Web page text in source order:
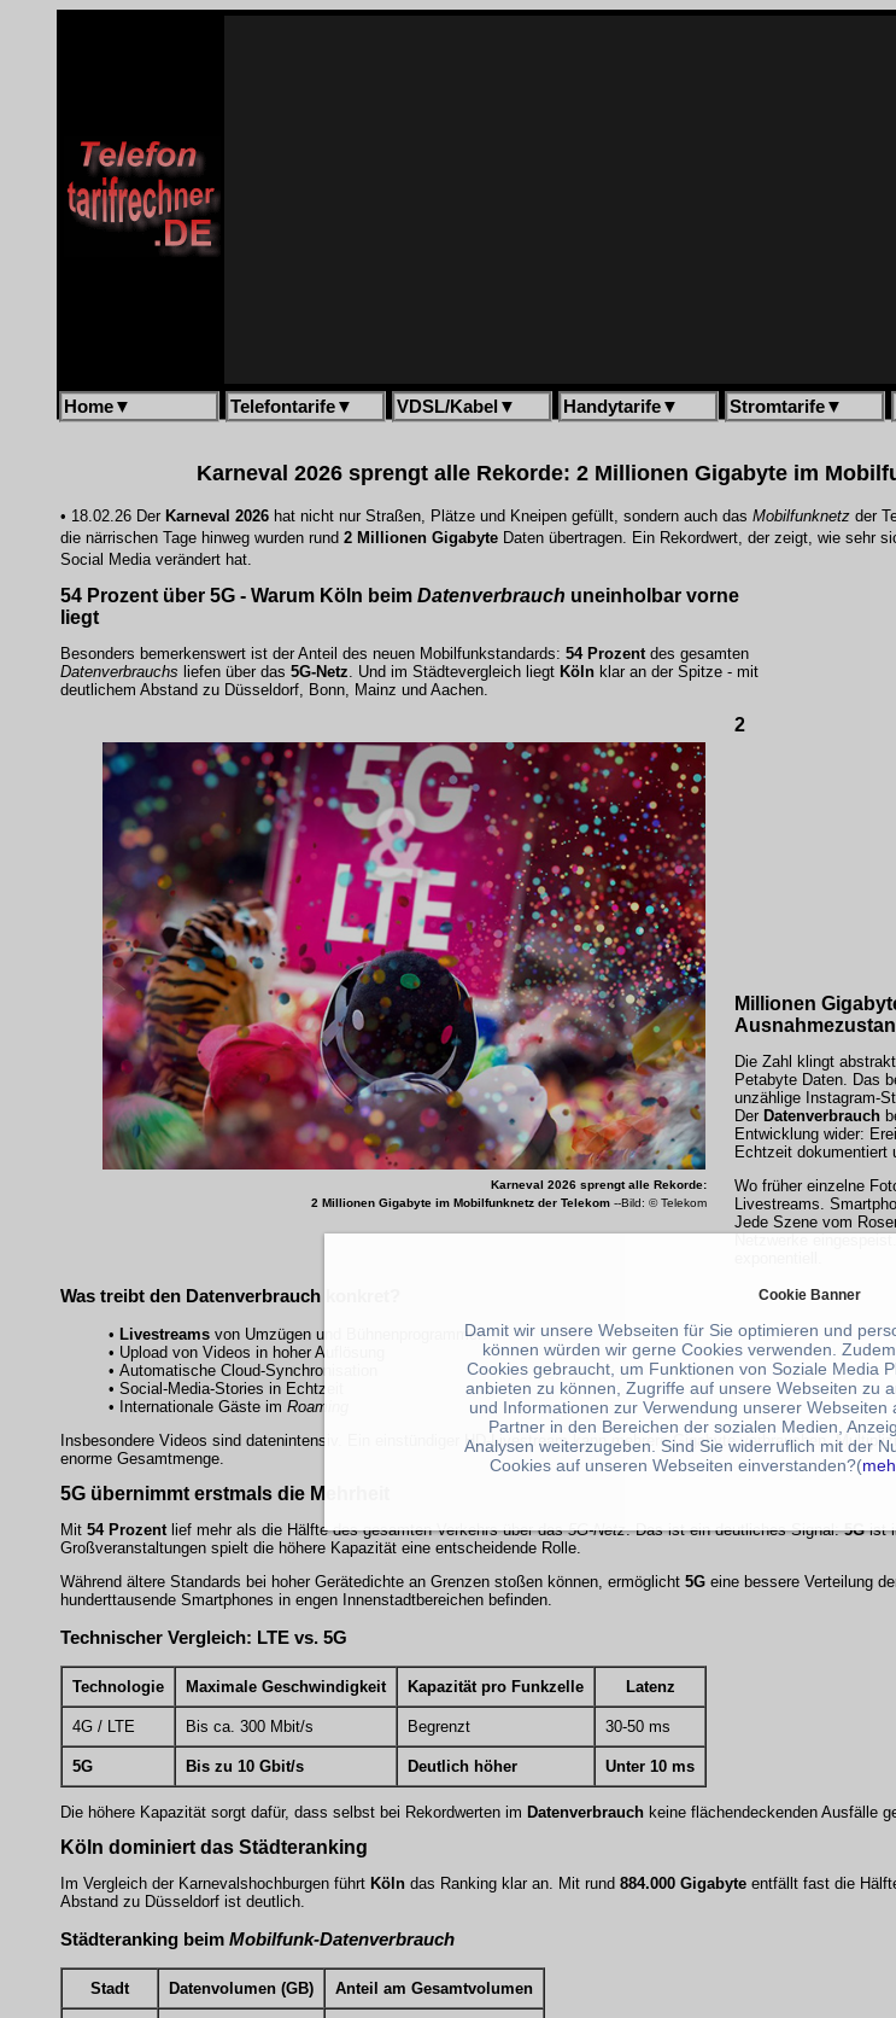
Home▼ Telefontarife▼ VDSL/Kabel ▼ Handytarife▼ Stromtarife▼
Karneval 2026 sprengt alle Rekorde: 2 Millionen Gigabyte im
• 18.02.26 Der Karneval 2026 hat nicht nur Straßen, Plätze und Kneipen gefüllt, sondern auch das Mobilfunknetz der
die närrischen Tage hinweg wurden rund 2 Millionen Gigabyte Daten übertragen. Ein Rekordwert, der zeigt, wie sehr
Social Media verändert hat.
54 Prozent über 5G - Warum Köln beim Datenverbrauch uneinholbar vorne
liegt
Besonders bemerkenswert ist der Anteil des neuen Mobilfunkstandards: 54 Prozentdes gesamten
Datenverbrauchs liefen über das 5G-Netz. Und im Städtevergleich liegt Köln klar an der Spitze - mit
deutlichem Abstand zu Düsseldorf, Bonn, Mainz und Aachen.
Karneval 2026 sprengt alle Rekorde:
2 Millionen Gigabyte im Mobilfunknetz der Telekom --Bild: © Telekom
2
Millionen
Die Zahl klingt
Petabyte Daten. Das
unzählige Instagram-
Der Datenverbrauch
Entwicklung wider:
Echtzeit dokumentiert
Wo früher einzelne
Livestreams.
Jede Szene vom
Was treibt den Datenverbrauch
• Livestreams von Umzügen und Bühnenprogrammen
• Upload von Videos in hoher Auflösung
• Automatische Cloud-Synchronisation
• Social-Media-Stories in Echtzeit
• Internationale Gäste im Roaming
Insbesondere Videos sind datenintensiv. Ein einstündiger HD-Livestream kann mehrere Gigabyte verbrauchen.
enorme Gesamtmenge.
5G übernimmt erstmals die Mehrheit
Mit 54 Prozent lief mehr als die Hälfte des gesamten Verkehrs über das5G-Netz. Das ist ein deutliches Signal:5Gist
Großveranstaltungen spielt die höhere Kapazität eine entscheidende Rolle.
Während ältere Standards bei hoher Gerätedichte an Grenzen stoßen können, ermöglicht 5G eine bessere Verteilung
hunderttausende Smartphones in engen Innenstadtbereichen befinden.
Technischer Vergleich: LTE vs. 5G
Technologie Maximale Geschwindigkeit Kapazität pro Funkzelle Latenz
4G / LTE Bis ca. 300 Mbit/s Begrenzt 30-50 ms
5G Bis zu 10 Gbit/s Deutlich höher Unter 10 ms
Die höhere Kapazität sorgt dafür, dass selbst bei Rekordwerten im Datenverbrauch keine flächendeckenden Ausfälle
Köln dominiert das Städteranking
Im Vergleich der Karnevalshochburgen führt Köln das Ranking klar an. Mit rund 884.000 Gigabyte entfällt fast die
Abstand zu Düsseldorf ist deutlich.
Städteranking beim Mobilfunk-Datenverbrauch
Stadt Datenvolumen (GB) Anteil am Gesamtvolumen
Cookie Banner
Damit wir unsere Webseiten für Sie optimieren und
können würden wir gerne Cookies verwenden.
Cookies gebraucht, um Funktionen von Soziale Media
anbieten zu können, Zugriffe auf unsere Webseiten zu
und Informationen zur Verwendung unserer Webseiten
Partner in den Bereichen der sozialen Medien,
Analysen weiterzugeben. Sind Sie widerruflich mit der
Cookies auf unseren Webseiten einverstanden?(